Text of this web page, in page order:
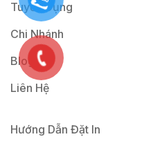
Tuyển Dụng
Chi Nhánh
Blog
Liên Hệ
Hướng Dẫn Đặt In